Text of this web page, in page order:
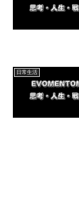
日常生活